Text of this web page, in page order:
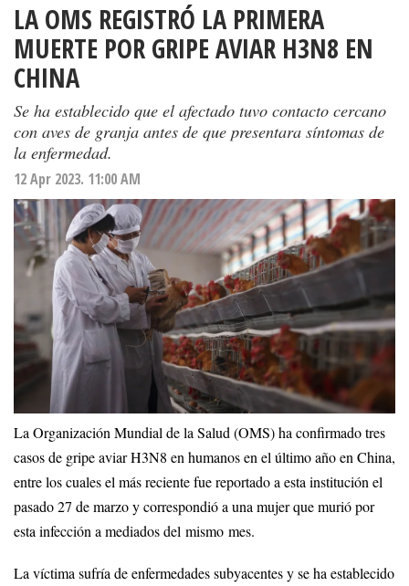
LA OMS REGISTRÓ LA PRIMERA
MUERTE POR GRIPE AVIAR H3N8 EN
CHINA
Se ha establecido que el afectado tuvo contacto cercano
con aves de granja antes de que presentara síntomas de
la enfermedad.
12 Apr 2023. 11:00 AM
La Organización Mundial de la Salud (OMS) ha confirmado tres
casos de gripe aviar H3N8 en humanos en el último año en China,
entre los cuales el más reciente fue reportado a esta institución el
pasado 27 de marzo y correspondió a una mujer que murió por
esta infección a mediados del mismo mes.
La víctima sufría de enfermedades subyacentes y se ha establecido